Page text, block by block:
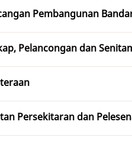
Pembangunan
Pelancongan dan
Persekitaran dan